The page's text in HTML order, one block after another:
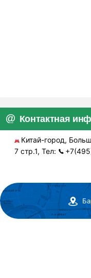
Контактная
Китай-город,
7 стр.1, Тел: